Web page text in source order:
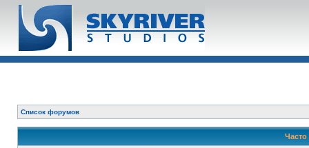
Список форумов